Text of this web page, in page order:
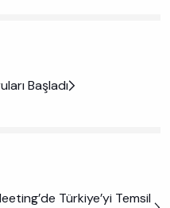
Başladı
Türkiye’yi Temsil